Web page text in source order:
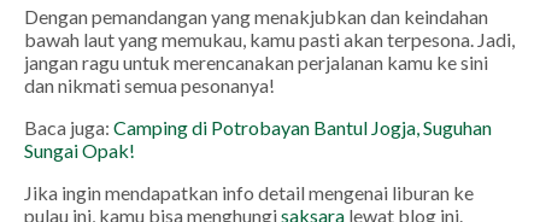
Dengan pemandangan yang menakjubkan dan keindahan
bawah laut yang memukau, kamu pasti akan terpesona. Jadi,
jangan ragu untuk merencanakan perjalanan kamu ke sini
dan nikmati semua pesonanya!
Baca juga: Camping di Potrobayan Bantul Jogja, Suguhan
Sungai Opak!
Jika ingin mendapatkan info detail mengenai liburan ke
pulau ini, kamu bisa menghungisaksara lewat blog ini.